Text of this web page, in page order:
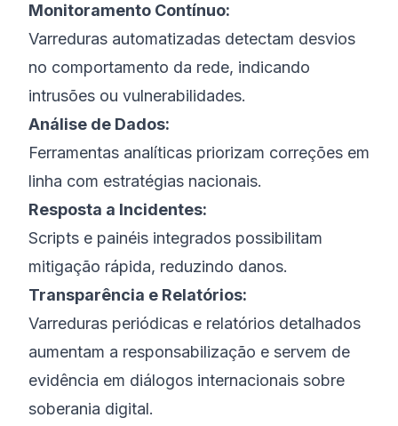
Monitoramento Contínuo:
Varreduras automatizadas detectam desvios
no comportamento da rede, indicando
intrusões ou vulnerabilidades.
Análise de Dados:
Ferramentas analíticas priorizam correções em
linha com estratégias nacionais.
Resposta a Incidentes:
Scripts e painéis integrados possibilitam
mitigação rápida, reduzindo danos.
Transparência e Relatórios:
Varreduras periódicas e relatórios detalhados
aumentam a responsabilização e servem de
evidência em diálogos internacionais sobre
soberania digital.